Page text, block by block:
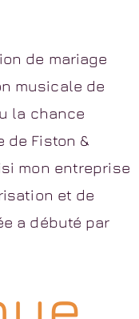
de mariage
musicale de
la chance
de Fiston &
mon entreprise
et de
a débuté par